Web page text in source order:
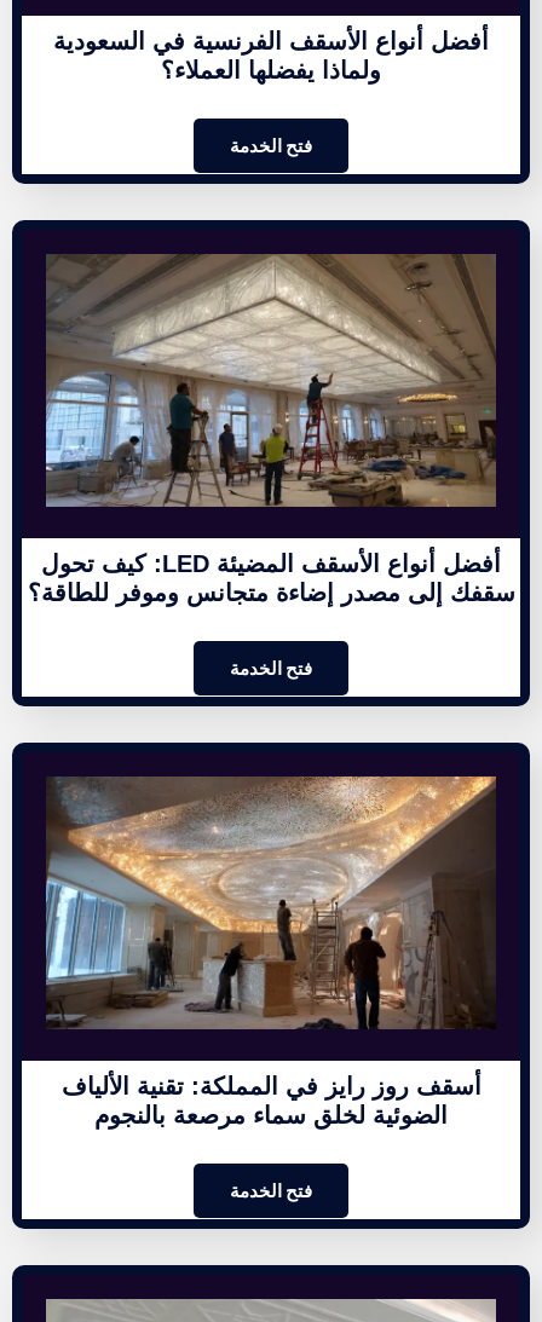
أفضل أنواع الأسقف الفرنسية في السعودية
ولماذا يفضلها العملاء؟
فتح الخدمة
أفضل أنواع الأسقف المضيئة LED: كيف تحول
سقفك إلى مصدر إضاءة متجانس وموفر للطاقة؟
فتح الخدمة
أسقف روز رايز في المملكة: تقنية الألياف
الضوئية لخلق سماء مرصعة بالنجوم
فتح الخدمة